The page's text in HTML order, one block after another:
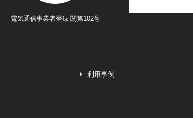
電気通信事業者登録 関第102号
利用事例